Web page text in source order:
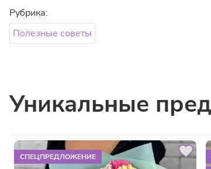
Рубрика:
Полезные советы
Уникальные
СПЕЦПРЕДЛОЖЕНИЕ